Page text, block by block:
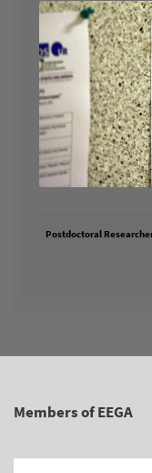
Postdoctoral
Members of EEGA